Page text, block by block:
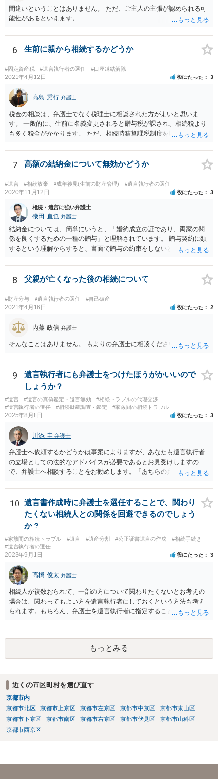
間違いということはありません。 ただ、ご主人の主張が認められる可
能性があるといえます。
6 生前に親から相続するかどうか
#固定資産税 #遺言執行者の選任 #口座凍結解除
2021年4月12日 役にたった 3
高島 秀行 弁護士
税金の相談は、弁護士でなく税理士に相談された方がよいと思いま
す。 一般的に、生前に名義変更されると贈与税が課され、相続税より
も多く税金がかかります。 ただ、相続時精算課税制度を取れば、実質
ういう場合にどれくらい税金がかかるか計算してもらって どういう方
針を取るか決められたらよいと思います。
7 高額の結納金について無効かどうか
#遺言 #相続放棄 #成年後見(生前の財産管理) #遺言執行者の選任
2020年11月12日 役にたった 3
相続・遺言に強い弁護士
磯田 直也 弁護士
結納金については、簡単にいうと、「婚約成立の証であり、両家の関
係を良くするための一種の贈与」と理解されています。 贈与契約に類
するという理解からすると、書面で贈与の約束をしないと相手方は支
ことは困難です。 くれぐれも今後お気をつけください。 弁護士に対応
を依頼されるのも悪くはありませんが、感情的な理由が強いと思いま
8 父親が亡くなった後の相続について
#財産分与 #遺言執行者の選任 #自己破産
2021年4月16日 役にたった 2
内藤 政信 弁護士
そんなことはありません。 もよりの弁護士に相談ください。
9
遺言執行者にも弁護士をつけたほうがかいいので
しょうか？
#遺言 #遺言の真偽鑑定・遺言無効
#相続トラブルの代理交渉
#遺言執行者の選任
#相続財産調査・鑑定 #家族間の相続トラブル
2025年8月8日 役にたった 3
川添 圭 弁護士
弁護士へ依頼するかどうかは事案によりますが、あなたも遺言執行者
の立場としての法的なアドバイスが必要であるとお見受けしますの
で、弁護士へ相談することをお勧めします。「あちらの弁護士」（元
誘導しかしてこないと思います。
10
遺言書作成時に弁護士を選任することで、関わり
たくない相続人との関係を回避できるのでしょう
か？
#家族間の相続トラブル #遺言 #遺産分割 #公正証書遺言の作成
#相続手続き
#遺言執行者の選任
2023年9月1日 役にたった 3
髙橋 俊太 弁護士
相続人が複数おられて、一部の方について関わりたくないとお考えの
場合は、関わってもよい方を遺言執行者にしておくという方法も考え
られます。もちろん、弁護士を遺言執行者に指定することもできます
方に再委任の権限を付与しておくという方法もあります。 一度、弁護
士に直接ご相談されることをお勧めいたします。
もっとみる
近くの市区町村を選び直す
京都市内
京都市北区
京都市上京区 京都市左京区 京都市中京区
京都市東山区
京都市下京区
京都市南区 京都市右京区 京都市伏見区
京都市山科区
京都市西京区